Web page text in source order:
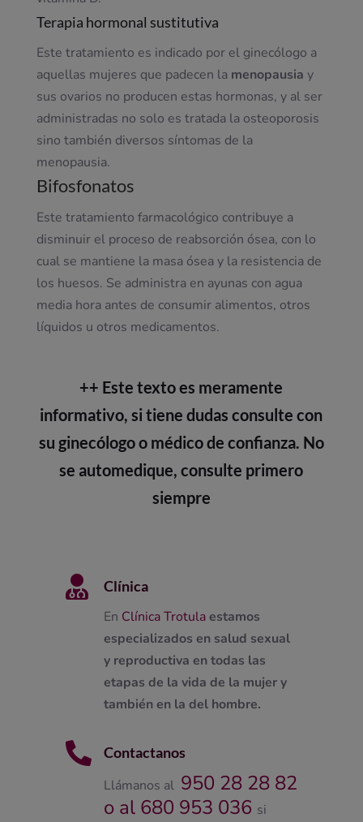
Terapia hormonal sustitutiva
Este tratamiento es indicado por el ginecólogo a
aquellas mujeres que padecen la menopausia y
sus ovarios no producen estas hormonas, y al ser
administradas no solo es tratada la osteoporosis
sino también diversos síntomas de la
menopausia.
Bifosfonatos
Este tratamiento farmacológico contribuye a
disminuir el proceso de reabsorción ósea, con lo
cual se mantiene la masa ósea y la resistencia de
los huesos. Se administra en ayunas con agua
media hora antes de consumir alimentos, otros
líquidos u otros medicamentos.
++ Este texto es meramente
informativo, si tiene dudas consulte con
su ginecólogo o médico de confianza. No
se automedique, consulte primero
siempre

Clínica
En Clínica Trotulaestamos
especializados en salud sexual
y reproductiva en todas las
etapas de la vida de la mujer y
también en la del hombre.

Contactanos
Llámanos al 950 28 28 82
o al 680 953 036 si